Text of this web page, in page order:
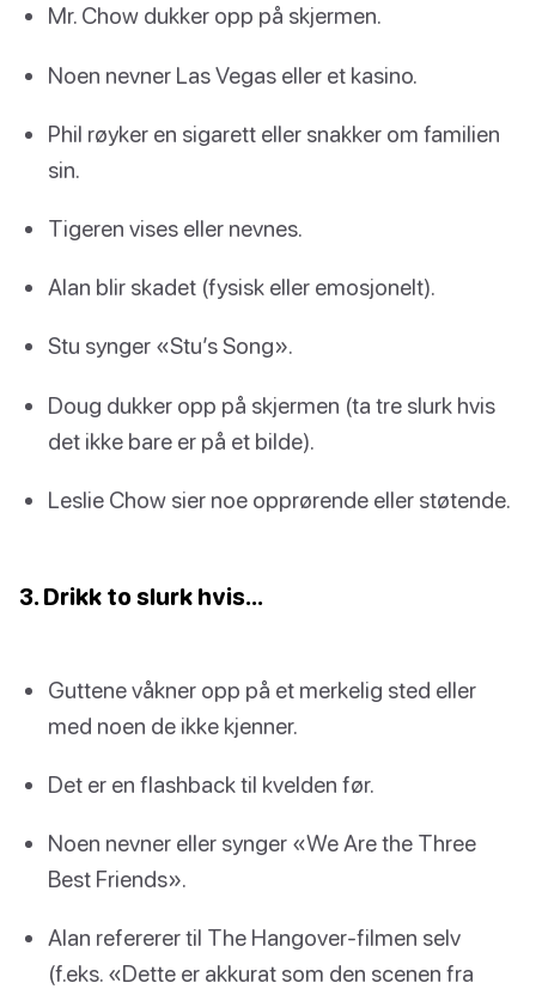
Mr. Chow dukker opp på skjermen.
Noen nevner Las Vegas eller et kasino.
Phil røyker en sigarett eller snakker om familien
sin.
Tigeren vises eller nevnes.
Alan blir skadet (fysisk eller emosjonelt).
Stu synger «Stu’s Song».
Doug dukker opp på skjermen (ta tre slurk hvis
det ikke bare er på et bilde).
Leslie Chow sier noe opprørende eller støtende.
3. Drikk to slurk hvis…
Guttene våkner opp på et merkelig sted eller
med noen de ikke kjenner.
Det er en flashback til kvelden før.
Noen nevner eller synger «We Are the Three
Best Friends».
Alan refererer til The Hangover-filmen selv
(f.eks. «Dette er akkurat som den scenen fra